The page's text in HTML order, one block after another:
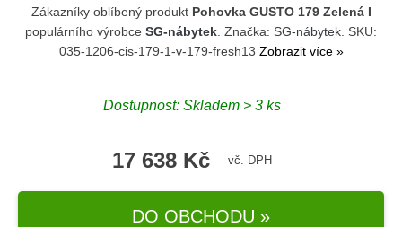
Zákazníky oblíbený produkt Pohovka GUSTO 179 Zelená I
populárního výrobce SG-nábytek . Značka: SG-nábytek . SKU:
035-1206-cis-179-1-v-179-fresh13 Zobrazit více »
Dostupnost: Skladem > 3 ks
17 638 Kč vč. DPH
DO OBCHODU »